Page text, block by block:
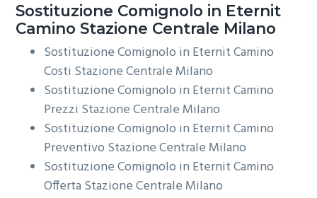
Sostituzione Comignolo in Eternit
Camino Stazione Centrale Milano
Sostituzione Comignolo in Eternit Camino
Costi Stazione Centrale Milano
Sostituzione Comignolo in Eternit Camino
Prezzi Stazione Centrale Milano
Sostituzione Comignolo in Eternit Camino
Preventivo Stazione Centrale Milano
Sostituzione Comignolo in Eternit Camino
Offerta Stazione Centrale Milano